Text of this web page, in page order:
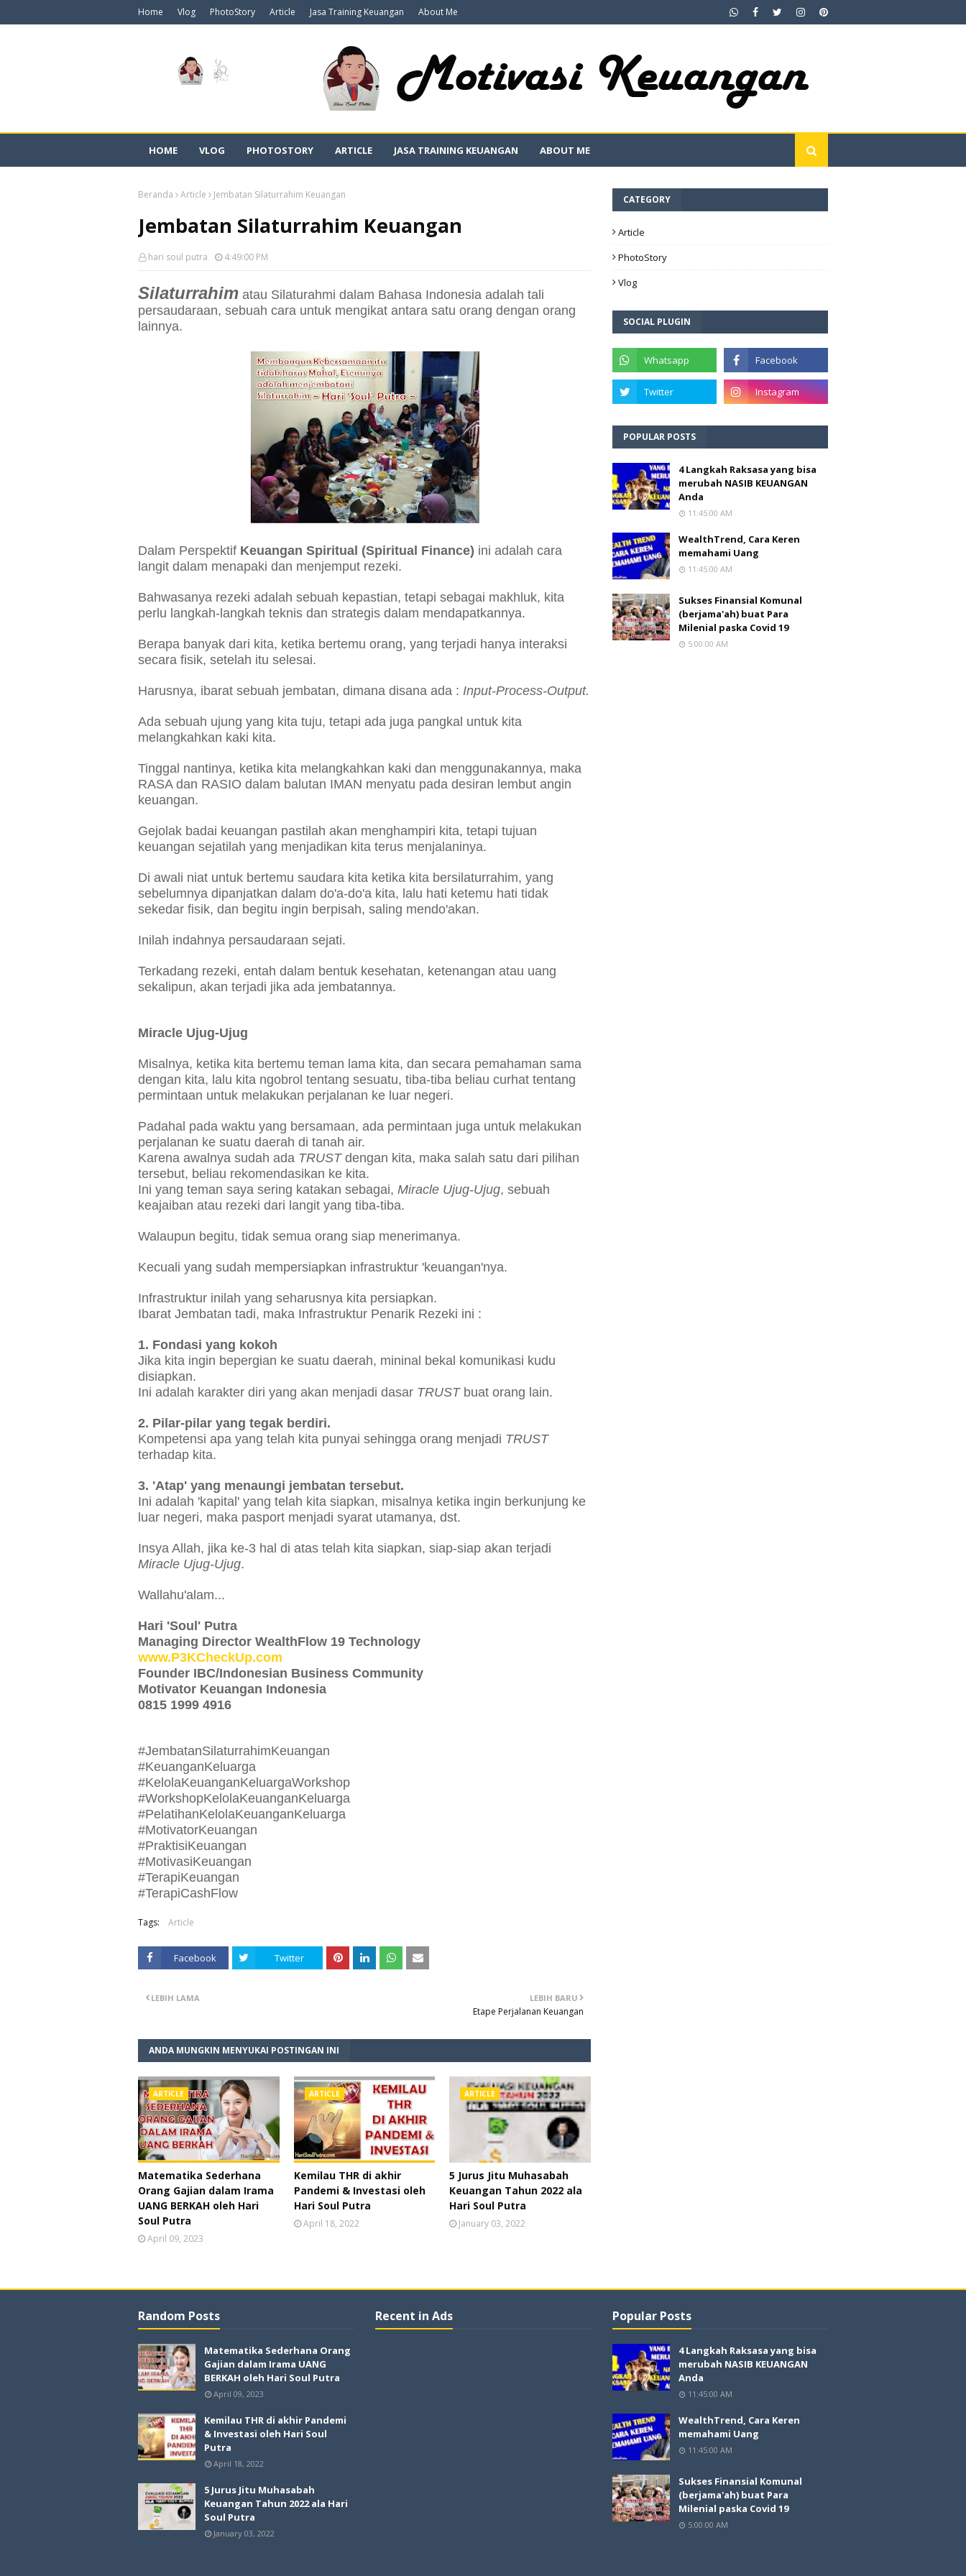
Home Vlog PhotoStory Article Jasa Training Keuangan About Me
HOME VLOG PHOTOSTORY ARTICLE JASA TRAINING KEUANGAN ABOUT ME
Beranda Article Jembatan Silaturrahim Keuangan
Jembatan Silaturrahim Keuangan
hari soul putra 4:49:00 PM
Silaturrahim atau Silaturahmi dalam Bahasa Indonesia adalah tali
persaudaraan, sebuah cara untuk mengikat antara satu orang dengan orang
lainnya.
Dalam Perspektif Keuangan Spiritual (Spiritual Finance) ini adalah cara
langit dalam menapaki dan menjemput rezeki.
Bahwasanya rezeki adalah sebuah kepastian, tetapi sebagai makhluk, kita
perlu langkah-langkah teknis dan strategis dalam mendapatkannya.
Berapa banyak dari kita, ketika bertemu orang, yang terjadi hanya interaksi
secara fisik, setelah itu selesai.
Harusnya, ibarat sebuah jembatan, dimana disana ada : Input-Process-Output.
Ada sebuah ujung yang kita tuju, tetapi ada juga pangkal untuk kita
melangkahkan kaki kita.
Tinggal nantinya, ketika kita melangkahkan kaki dan menggunakannya, maka
RASA dan RASIO dalam balutan IMAN menyatu pada desiran lembut angin
keuangan.
Gejolak badai keuangan pastilah akan menghampiri kita, tetapi tujuan
keuangan sejatilah yang menjadikan kita terus menjalaninya.
Di awali niat untuk bertemu saudara kita ketika kita bersilaturrahim, yang
sebelumnya dipanjatkan dalam do'a-do'a kita, lalu hati ketemu hati tidak
sekedar fisik, dan begitu ingin berpisah, saling mendo'akan.
Inilah indahnya persaudaraan sejati.
Terkadang rezeki, entah dalam bentuk kesehatan, ketenangan atau uang
sekalipun, akan terjadi jika ada jembatannya.
Miracle Ujug-Ujug
Misalnya, ketika kita bertemu teman lama kita, dan secara pemahaman sama
dengan kita, lalu kita ngobrol tentang sesuatu, tiba-tiba beliau curhat tentang
permintaan untuk melakukan perjalanan ke luar negeri.
Padahal pada waktu yang bersamaan, ada permintaan juga untuk melakukan
perjalanan ke suatu daerah di tanah air.
Karena awalnya sudah ada TRUSTdengan kita, maka salah satu dari pilihan
tersebut, beliau rekomendasikan ke kita.
Ini yang teman saya sering katakan sebagai, Miracle Ujug-Ujug, sebuah
keajaiban atau rezeki dari langit yang tiba-tiba.
Walaupun begitu, tidak semua orang siap menerimanya.
Kecuali yang sudah mempersiapkan infrastruktur 'keuangan'nya.
Infrastruktur inilah yang seharusnya kita persiapkan.
Ibarat Jembatan tadi, maka Infrastruktur Penarik Rezeki ini :
1. Fondasi yang kokoh
Jika kita ingin bepergian ke suatu daerah, mininal bekal komunikasi kudu
disiapkan.
Ini adalah karakter diri yang akan menjadi dasar TRUSTbuat orang lain.
2. Pilar-pilar yang tegak berdiri.
Kompetensi apa yang telah kita punyai sehingga orang menjadi TRUST
terhadap kita.
3. 'Atap' yang menaungi jembatan tersebut.
Ini adalah 'kapital' yang telah kita siapkan, misalnya ketika ingin berkunjung ke
luar negeri, maka pasport menjadi syarat utamanya, dst.
Insya Allah, jika ke-3 hal di atas telah kita siapkan, siap-siap akan terjadi
Miracle Ujug-Ujug.
Wallahu'alam...
Hari 'Soul' Putra
Managing Director WealthFlow 19 Technology
www.P3KCheckUp.com
Founder IBC/Indonesian Business Community
Motivator Keuangan Indonesia
0815 1999 4916
#JembatanSilaturrahimKeuangan
#KeuanganKeluarga
#KelolaKeuanganKeluargaWorkshop
#WorkshopKelolaKeuanganKeluarga
#PelatihanKelolaKeuanganKeluarga
#MotivatorKeuangan
#PraktisiKeuangan
#MotivasiKeuangan
#TerapiKeuangan
#TerapiCashFlow
Tags: Article
Facebook Twitter
LEBIH BARU
Etape Perjalanan Keuangan
LEBIH LAMA
ANDA MUNGKIN MENYUKAI POSTINGAN INI
ARTICLE
Matematika Sederhana
Orang Gajian dalam Irama
UANG BERKAH oleh Hari
Soul Putra
April 09, 2023
ARTICLE
Kemilau THR di akhir
Pandemi & Investasi oleh
Hari Soul Putra
April 18, 2022
ARTICLE
5 Jurus Jitu Muhasabah
Keuangan Tahun 2022 ala
Hari Soul Putra
January 03, 2022
CATEGORY
Article
PhotoStory
Vlog
SOCIAL PLUGIN
POPULAR POSTS
4 Langkah Raksasa yang bisa
merubah NASIB KEUANGAN
Anda
11:45:00 AM
WealthTrend, Cara Keren
memahami Uang
11:45:00 AM
Sukses Finansial Komunal
(berjama'ah) buat Para
Milenial paska Covid 19
5:00:00 AM
Random Posts
Matematika Sederhana Orang
Gajian dalam Irama UANG
BERKAH oleh Hari Soul Putra
April 09, 2023
Kemilau THR di akhir Pandemi
& Investasi oleh Hari Soul
Putra
April 18, 2022
5 Jurus Jitu Muhasabah
Keuangan Tahun 2022 ala Hari
Soul Putra
January 03, 2022
Recent in Ads Popular Posts
4 Langkah Raksasa yang bisa
merubah NASIB KEUANGAN
Anda
11:45:00 AM
WealthTrend, Cara Keren
memahami Uang
11:45:00 AM
Sukses Finansial Komunal
(berjama'ah) buat Para
Milenial paska Covid 19
5:00:00 AM